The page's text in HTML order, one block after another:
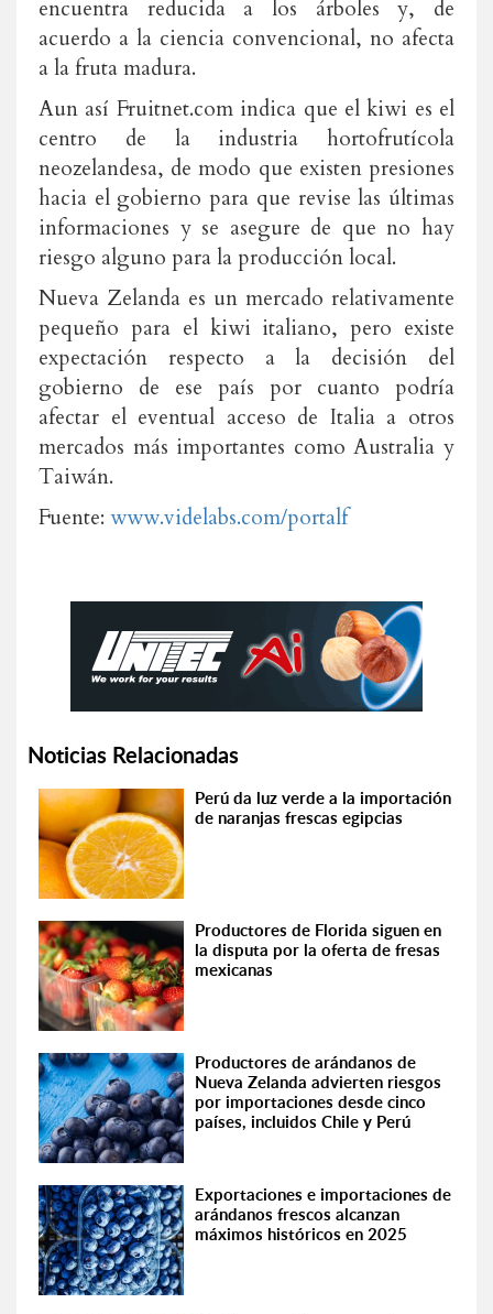
encuentra reducida a los árboles y, de
acuerdo a la ciencia convencional, no afecta
a la fruta madura.
Aun así Fruitnet.com indica que el kiwi es el
centro de la industria hortofrutícola
neozelandesa, de modo que existen presiones
hacia el gobierno para que revise las últimas
informaciones y se asegure de que no hay
riesgo alguno para la producción local.
Nueva Zelanda es un mercado relativamente
pequeño para el kiwi italiano, pero existe
expectación respecto a la decisión del
gobierno de ese país por cuanto podría
afectar el eventual acceso de Italia a otros
mercados más importantes como Australia y
Taiwán.
Fuente: www.videlabs.com/portalf
Noticias Relacionadas
Perú da luz verde a la importación
de naranjas frescas egipcias
Productores de Florida siguen en
la disputa por la oferta de fresas
mexicanas
Productores de arándanos de
Nueva Zelanda advierten riesgos
por importaciones desde cinco
países, incluidos Chile y Perú
Exportaciones e importaciones de
arándanos frescos alcanzan
máximos históricos en 2025